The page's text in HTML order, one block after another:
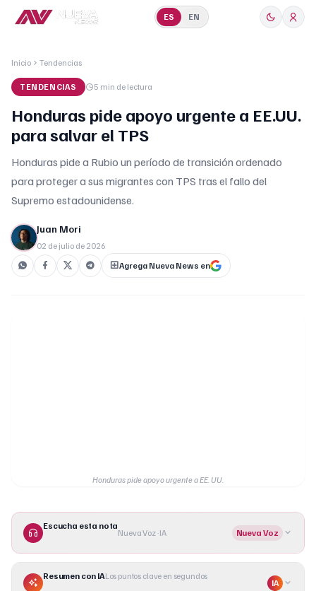
ES EN
Inicio Tendencias
TENDENCIAS 5 min de lectura
Honduras pide apoyo urgente a EE.UU.
para salvar el TPS
Honduras pide a Rubio un período de transición ordenado
para proteger a sus migrantes con TPS tras el fallo del
Supremo estadounidense.
Juan Mori
02 de julio de 2026
Agrega Nueva News en
Honduras pide apoyo urgente a EE. UU.
Escucha esta nota
Nueva Voz · IA Nueva Voz
Resumen con IALos puntos clave en segundos
IA